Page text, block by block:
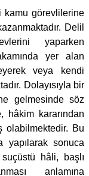
kamu görevlilerine
Delil
yaparken
yer alan
veya kendi
Dolayısıyla bir
gelmesinde söz
hâkim kararından
olabilmektedir. Bu
yapılarak sonuca
suçüstü hâli, başlı
anlamına